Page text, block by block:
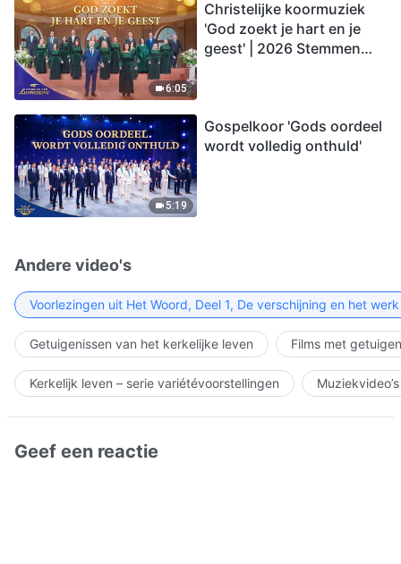
6:05
Christelijke koormuziek
'God zoekt je hart en je
geest' | 2026 Stemmen
5:19
Gospelkoor 'Gods oordeel
wordt volledig onthuld'
Andere video's
Voorlezingen uit Het Woord, Deel 1, De verschijning en het
Getuigenissen van het kerkelijke leven Films met
Kerkelijk leven – serie variétévoorstellingen Muziekvideo’s
Geef een reactie